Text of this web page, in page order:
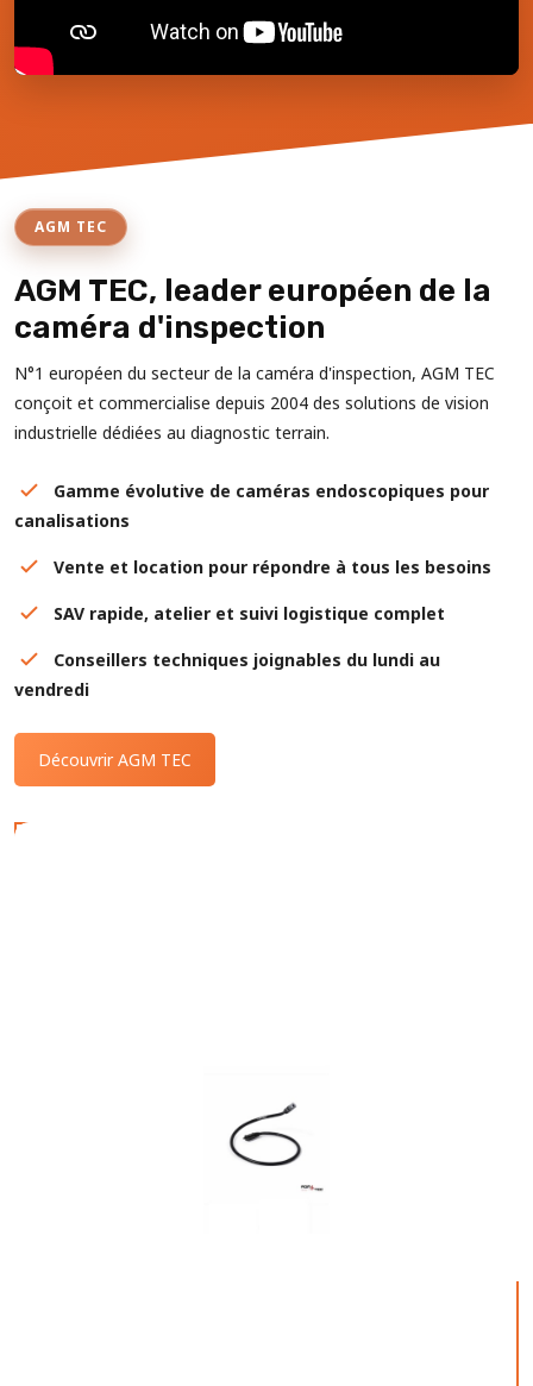
AGM TEC
AGM TEC, leader européen de la
caméra d'inspection
N°1 européen du secteur de la caméra d'inspection, AGM TEC
conçoit et commercialise depuis 2004 des solutions de vision
industrielle dédiées au diagnostic terrain.
Gamme évolutive de caméras endoscopiques pour
canalisations
Vente et location pour répondre à tous les besoins
SAV rapide, atelier et suivi logistique complet
Conseillers techniques joignables du lundi au
vendredi
Découvrir AGM TEC